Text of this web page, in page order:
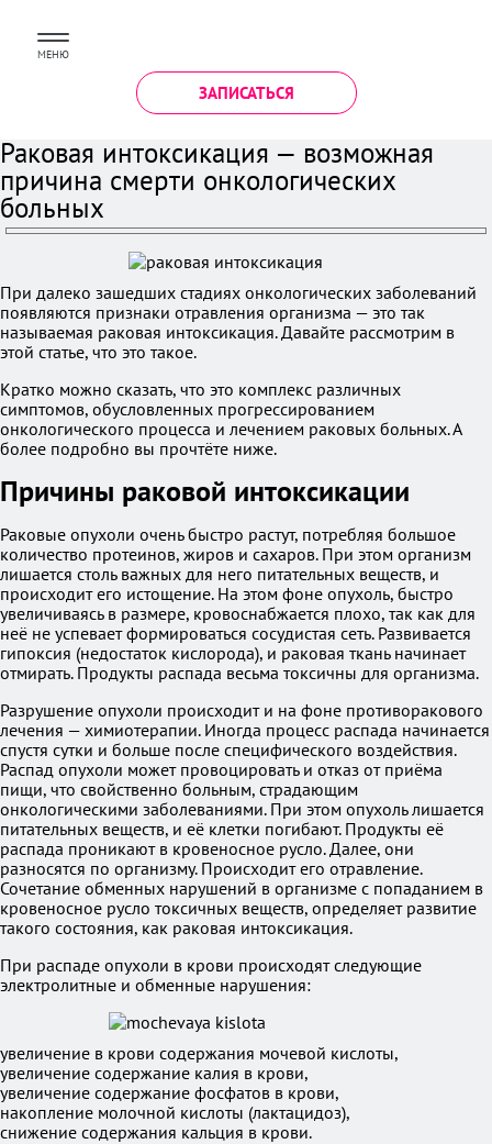
МЕНЮ
ЗАПИСАТЬСЯ
Раковая интоксикация — возможная
причина смерти онкологических
больных
При далеко зашедших стадиях онкологических заболеваний
появляются признаки отравления организма — это так
называемая раковая интоксикация. Давайте рассмотрим в
этой статье, что это такое.
Кратко можно сказать, что это комплекс различных
симптомов, обусловленных прогрессированием
онкологического процесса и лечением раковых больных. А
более подробно вы прочтёте ниже.
Причины раковой интоксикации
Раковые опухоли очень быстро растут, потребляя большое
количество протеинов, жиров и сахаров. При этом организм
лишается столь важных для него питательных веществ, и
происходит его истощение. На этом фоне опухоль, быстро
увеличиваясь в размере, кровоснабжается плохо, так как для
неё не успевает формироваться сосудистая сеть. Развивается
гипоксия (недостаток кислорода), и раковая ткань начинает
отмирать. Продукты распада весьма токсичны для организма.
Разрушение опухоли происходит и на фоне противоракового
лечения — химиотерапии. Иногда процесс распада начинается
спустя сутки и больше после специфического воздействия.
Распад опухоли может провоцировать и отказ от приёма
пищи, что свойственно больным, страдающим
онкологическими заболеваниями. При этом опухоль лишается
питательных веществ, и её клетки погибают. Продукты её
распада проникают в кровеносное русло. Далее, они
разносятся по организму. Происходит его отравление.
Сочетание обменных нарушений в организме с попаданием в
кровеносное русло токсичных веществ, определяет развитие
такого состояния, как раковая интоксикация.
При распаде опухоли в крови происходят следующие
электролитные и обменные нарушения:
увеличение в крови содержания мочевой кислоты,
увеличение содержание калия в крови,
увеличение содержание фосфатов в крови,
накопление молочной кислоты (лактацидоз),
снижение содержания кальция в крови.